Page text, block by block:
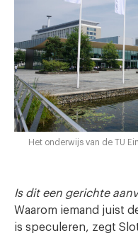
Het onderwijs van de TU
Is dit een gerichte
Waarom iemand juist
is speculeren, zegt